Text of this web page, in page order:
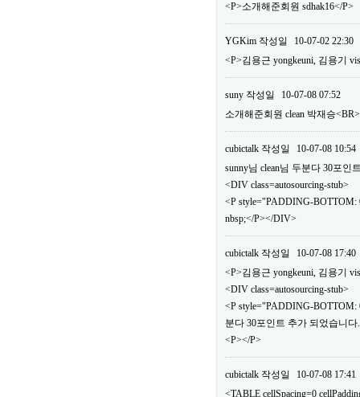
<P>소개해준회원 sdhak16</P>
YGKim 작성일
10-07-02 22:30
<P>김용근 yongkeuni, 김용기
suny 작성일
10-07-08 07:52
소개해준회원 clean 박재승
cubictalk 작성일
10-07-08 10:54
sunny님 clean님 두분다 30포
<DIV class=autosourcing-stub>
<P style="PADDING-
nbsp;</P></DIV>
cubictalk 작성일
10-07-08 17:40
<P>김용근 yongkeuni, 김용기
<DIV class=autosourcing-stub>
<P style="PADDING-
분다 30포인트 추가 되었습니
<P></P>
cubictalk 작성일
10-07-08 17:41
<TABLE cellSpacing=0